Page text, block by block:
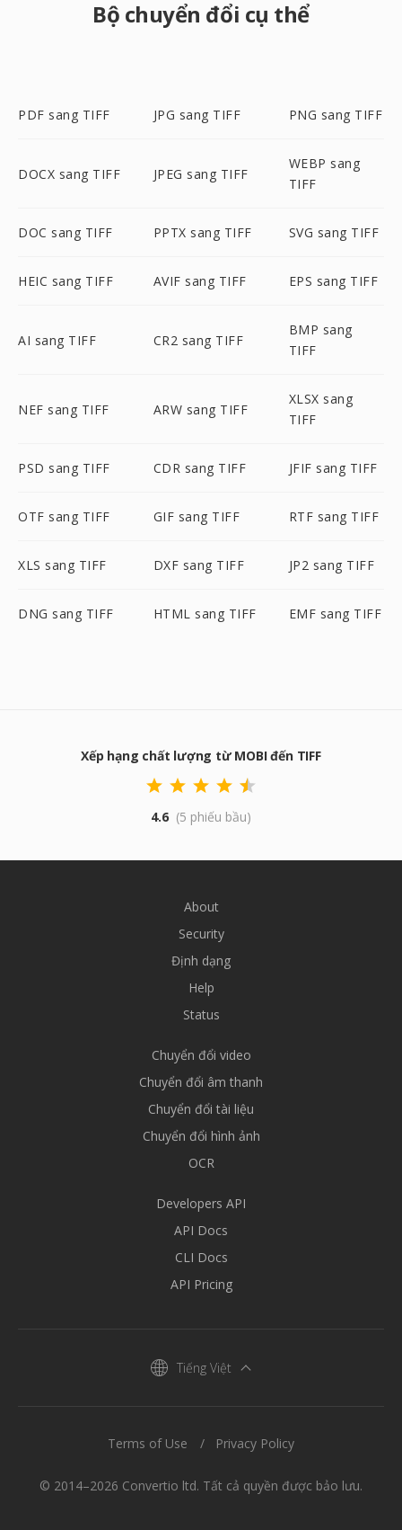
Bộ chuyển đổi cụ thể
PDF sang TIFF JPG sang TIFF PNG sang TIFF
DOCX sang TIFF JPEG sang TIFF
WEBP sang
TIFF
DOC sang TIFF PPTX sang TIFF SVG sang TIFF
HEIC sang TIFF AVIF sang TIFF EPS sang TIFF
AI sang TIFF CR2 sang TIFF
BMP sang
TIFF
NEF sang TIFF ARW sang TIFF
XLSX sang
TIFF
PSD sang TIFF CDR sang TIFF JFIF sang TIFF
OTF sang TIFF GIF sang TIFF RTF sang TIFF
XLS sang TIFF DXF sang TIFF JP2 sang TIFF
DNG sang TIFF HTML sang TIFF EMF sang TIFF
Xếp hạng chất lượng từ MOBI đến TIFF
4.6 (5 phiếu bầu)
About
Security
Định dạng
Help
Status
Chuyển đổi video
Chuyển đổi âm thanh
Chuyển đổi tài liệu
Chuyển đổi hình ảnh
OCR
Developers API
API Docs
CLI Docs
API Pricing
Tiếng Việt
© 2014–2026 Convertio ltd. Tất cả quyền được bảo lưu.
Terms of Use Privacy Policy